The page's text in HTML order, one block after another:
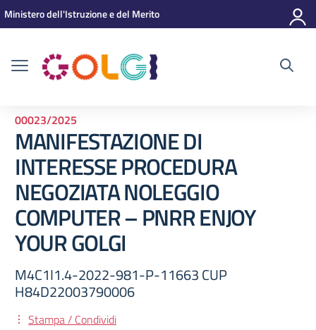
Vai ai contenuti
Vai al menu di navigazione
Vai al footer
Ministero dell'Istruzione e del Merito
00023/2025
MANIFESTAZIONE DI
INTERESSE PROCEDURA
NEGOZIATA NOLEGGIO
COMPUTER – PNRR ENJOY
YOUR GOLGI
M4C1I1.4-2022-981-P-11663 CUP
H84D22003790006
Stampa / Condividi